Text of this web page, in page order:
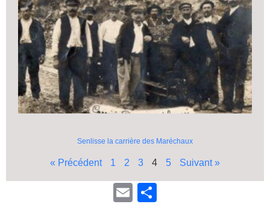
Senlisse la carrière des Maréchaux
« Précédent 1 2 3 4 5 Suivant »
E